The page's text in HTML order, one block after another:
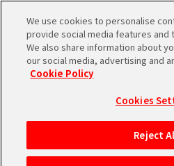
バンダイナムコIDで
アイドルマスター ポータ
ニュース
グッズ
2025.08.01
We use cookies to personalise
provide social media features and
We also share information about
our social media, advertising and
Cookie Policy
Cookies
Reject